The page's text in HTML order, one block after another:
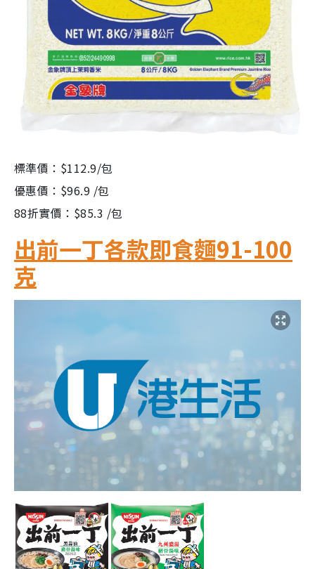
標準價：$112.9/包
優惠價：$96.9 /包
88折實價：$85.3 /包
出前一丁各款即食麵91-100
克